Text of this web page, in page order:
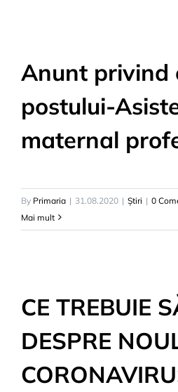
Anunt privind
postului-
maternal
By Primaria | 31.08.2020 | Știri | 0
Mai mult
CE TREBUIE
DESPRE